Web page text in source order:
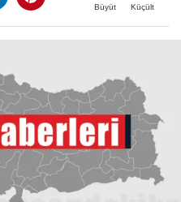
Büyüt Küçült